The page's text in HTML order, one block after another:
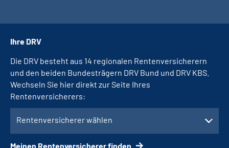
Ihre DRV
Die DRV besteht aus 14 regionalen Rentenversicherern
und den beiden Bundesträgern DRV Bund und DRV KBS.
Wechseln Sie hier direkt zur Seite Ihres
Rentenversicherers:
Rentenversicherer wählen
Meinen Rentenversicherer finden